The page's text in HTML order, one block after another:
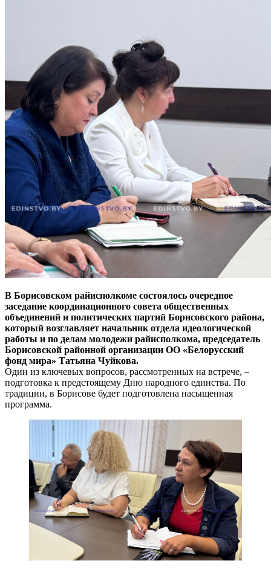
В Борисовском райисполкоме состоялось очередное
заседание координационного совета общественных
объединений и политических партий Борисовского района,
который возглавляет начальник отдела идеологической
работы и по делам молодежи райисполкома, председатель
Борисовской районной организации ОО «Белорусский
фонд мира» Татьяна Чуйкова.
Один из ключевых вопросов, рассмотренных на встрече, –
подготовка к предстоящему Дню народного единства. По
традиции, в Борисове будет подготовлена насыщенная
программа.